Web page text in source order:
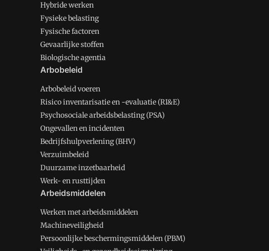
Hybride werken
Fysieke belasting
Fysische factoren
Gevaarlijke stoffen
Biologische agentia
Arbobeleid
Arbobeleid voeren
Risico inventarisatie en -evaluatie (RI&E)
Psychosociale arbeidsbelasting (PSA)
Ongevallen en incidenten
Bedrijfshulpverlening (BHV)
Verzuimbeleid
Duurzame inzetbaarheid
Werk- en rusttijden
Arbeidsmiddelen
Werken met arbeidsmiddelen
Machineveiligheid
Persoonlijke beschermingsmiddelen (PBM)